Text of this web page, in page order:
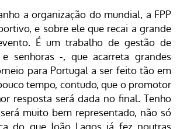
a organização do mundial, a FPP
e sobre ele que recai a grande
É um trabalho de gestão de
senhoras -, que acarreta grandes
para Portugal a ser feito tão em
tempo, contudo, que o promotor
resposta será dada no final. Tenho
muito bem representado, não só